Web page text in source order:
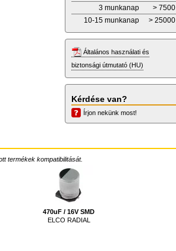
3 munkanap
> 7500
10-15 munkanap
> 25000
Általános használati és
biztonsági útmutató (HU)
Kérdése van?
Írjon nekünk most!
termékek kompatibilitását.
470uF / 16V SMD
ELCO RADIAL